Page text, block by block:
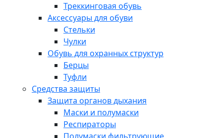
Треккинговая обувь
Аксессуары для обуви
Стельки
Чулки
Обувь для охранных структур
Берцы
Туфли
Средства защиты
Защита органов дыхания
Маски и полумаски
Респираторы